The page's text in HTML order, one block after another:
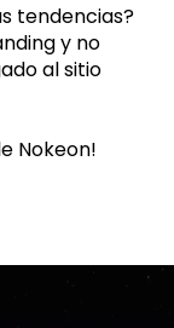
tendencias?
y no
al sitio
Nokeon!